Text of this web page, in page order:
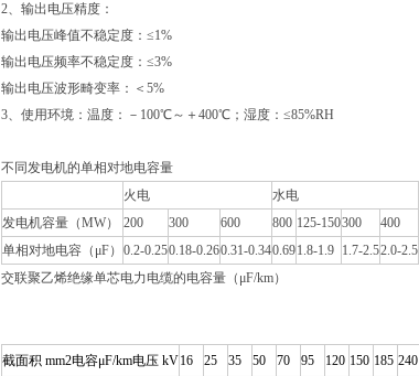
2、输出电压精度：
输出电压峰值不稳定度：≤1%
输出电压频率不稳定度：≤3%
输出电压波形畸变率：＜5%
3、使用环境：温度：－100℃～＋400℃；湿度：≤85%RH
不同发电机的单相对地电容量
火电
水电
发电机容量（MW）
200 300 600 800 125-150300
400
单相对地电容（μF） 0.2-0.250.18-0.260.31-0.340.691.8-1.9 1.7-2.52.0-2.5
交联聚乙烯绝缘单芯电力电缆的电容量（μF/km）
截面积 mm2电容μF/km电压 kV16 25 35 50 70 95 120 150 185 240